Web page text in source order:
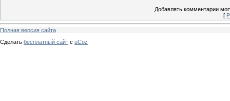
Добавлять комментарии
[
Полная версия сайта
Сделать бесплатный сайт с uCoz